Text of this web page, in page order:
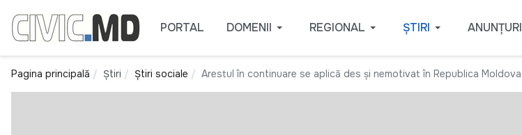
PORTAL DOMENII REGIONAL ȘTIRI ANUNȚURI
Pagina principală Știri Știri sociale Arestul în continuare se aplică des și nemotivat în Republica Moldova